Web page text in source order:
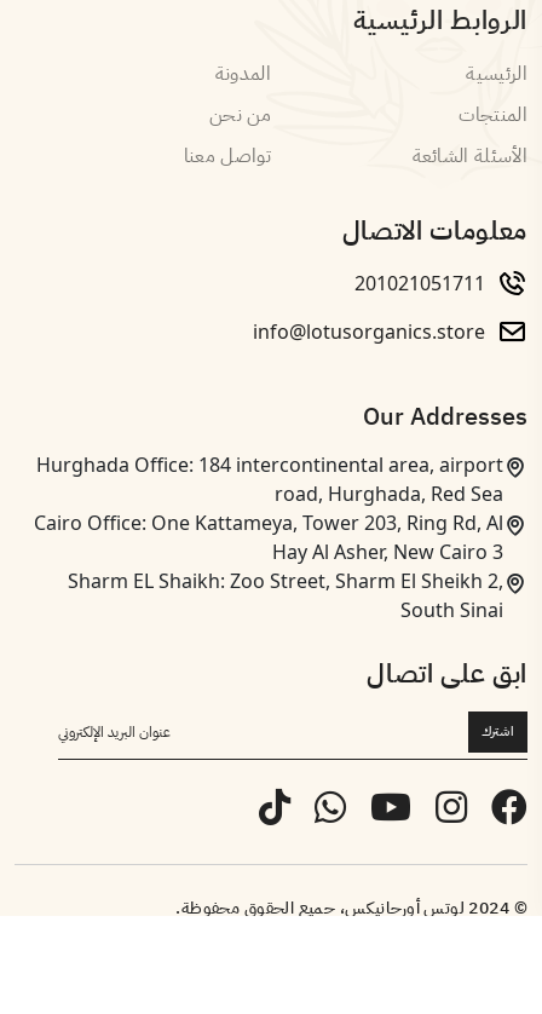
الروابط الرئيسية
الرئيسية
المدونة
المنتجات
من نحن
الأسئلة الشائعة
تواصل معنا
ابق على اتصال
اشترك
معلومات الاتصال
201021051711
info@lotusorganics.store
Our Addresses
Hurghada Office: 184 intercontinental area, airport
road, Hurghada, Red Sea
Cairo Office: One Kattameya, Tower 203, Ring Rd, Al
Hay Al Asher, New Cairo 3
Sharm EL Shaikh: Zoo Street, Sharm El Sheikh 2,
South Sinai
© 2024 لوتس أورجانيكس، جميع الحقوق محفوظة.